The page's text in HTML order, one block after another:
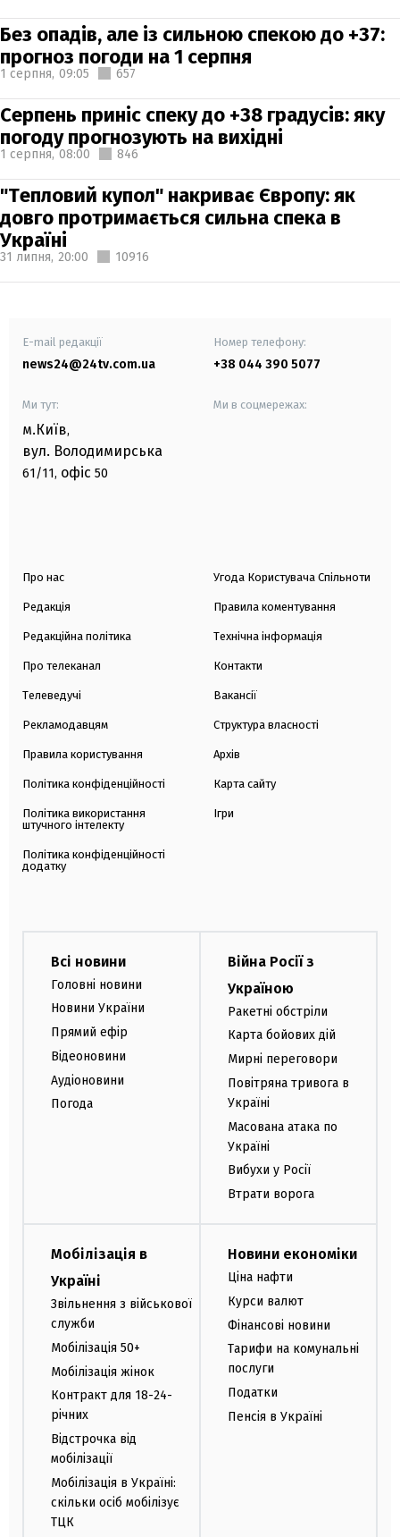
Без опадів, але із сильною спекою до +37:
прогноз погоди на 1 серпня
1 серпня, 09:05 657
Серпень приніс спеку до +38 градусів: яку
погоду прогнозують на вихідні
1 серпня, 08:00 846
"Тепловий купол" накриває Європу: як
довго протримається сильна спека в
Україні
31 липня, 20:00 10916
E-mail редакції
news24@24tv.com.ua
Номер телефону:
+38 044 390 5077
Ми тут:
м.Київ,
вул. Володимирська
61/11, офіс 50
Ми в соцмережах:
Про нас
Редакція
Редакційна політика
Про телеканал
Телеведучі
Рекламодавцям
Правила користування
Політика конфіденційності
Політика використання
штучного інтелекту
Політика конфіденційності
додатку
Угода Користувача Спільноти
Правила коментування
Технічна інформація
Контакти
Вакансії
Структура власності
Архів
Карта сайту
Ігри
Всі новини
Головні новини
Новини України
Прямий ефір
Відеоновини
Аудіоновини
Погода
Війна Росії з
Україною
Ракетні обстріли
Карта бойових дій
Мирні переговори
Повітряна тривога в
Україні
Масована атака по
Україні
Вибухи у Росії
Втрати ворога
Мобілізація в
Україні
Звільнення з військової
служби
Мобілізація 50+
Мобілізація жінок
Контракт для 18-24-
річних
Відстрочка від
мобілізації
Мобілізація в Україні:
скільки осіб мобілізує
ТЦК
Новини економіки
Ціна нафти
Курси валют
Фінансові новини
Тарифи на комунальні
послуги
Податки
Пенсія в Україні